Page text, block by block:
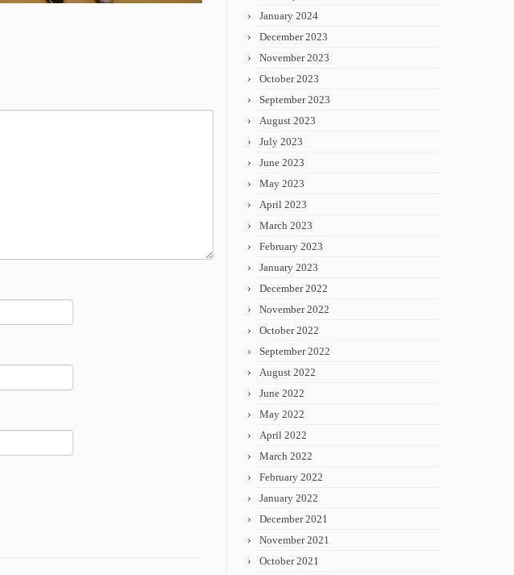
January 2024
December 2023
November 2023
October 2023
September 2023
August 2023
July 2023
June 2023
May 2023
April 2023
March 2023
February 2023
January 2023
December 2022
November 2022
October 2022
September 2022
August 2022
June 2022
May 2022
April 2022
March 2022
February 2022
January 2022
December 2021
November 2021
October 2021